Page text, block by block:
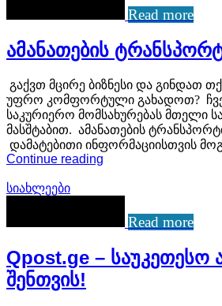
Read more
ამანათების
გაქვთ მცირე ბიზნესი და გინდათ
უფრო კომფორტული გახადოთ?
საკურიერო მომსახურებას მთელი
მასშტაბით. ამანათების
დამატებითი ინფორმაციისთვის
Continue reading
სიახლეები
Read more
Qpost.ge – საუკეთესო
შენთვის!